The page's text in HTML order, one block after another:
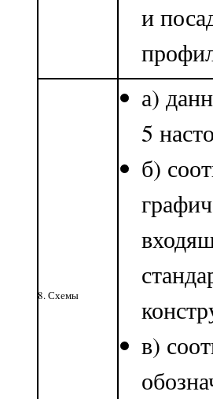
и
8. Схемы
а)
5
б)
в)